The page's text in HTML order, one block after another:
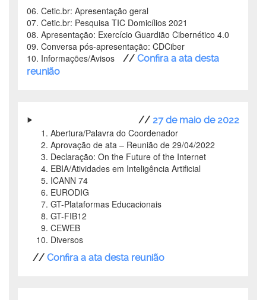
06. Cetic.br: Apresentação geral
07. Cetic.br: Pesquisa TIC Domicílios 2021
08. Apresentação: Exercício Guardião Cibernético 4.0
09. Conversa pós-apresentação: CDCiber
10. Informações/Avisos
// Confira a ata desta
reunião
// 27 de maio de 2022
Abertura/Palavra do Coordenador
Aprovação de ata – Reunião de 29/04/2022
Declaração: On the Future of the Internet
EBIA/Atividades em Inteligência Artificial
ICANN 74
EURODIG
GT-Plataformas Educacionais
GT-FIB12
CEWEB
Diversos
// Confira a ata desta reunião